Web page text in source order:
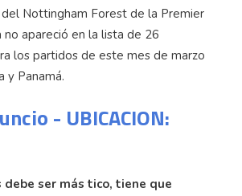
Nottingham Forest de la Premier
no apareció en la lista de 26
los partidos de este mes de marzo
y Panamá.
- UBICACION:
debe ser más tico, tiene que